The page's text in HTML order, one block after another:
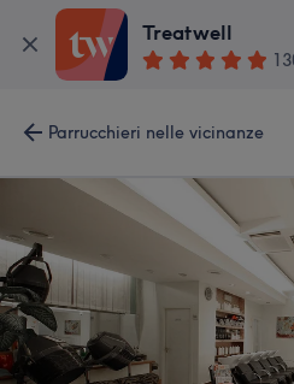
Treatwell
Parrucchieri nelle vicinanze